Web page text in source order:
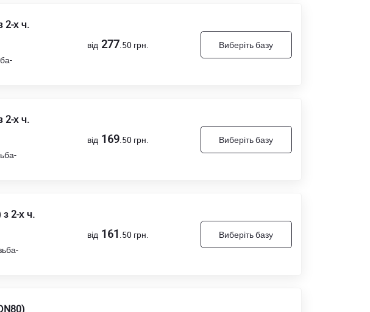
2-х ч.
від 277 .50 грн. Виберіть базу
2-х ч.
від 169 .50 грн. Виберіть базу
2-х ч.
від 161 .50 грн. Виберіть базу